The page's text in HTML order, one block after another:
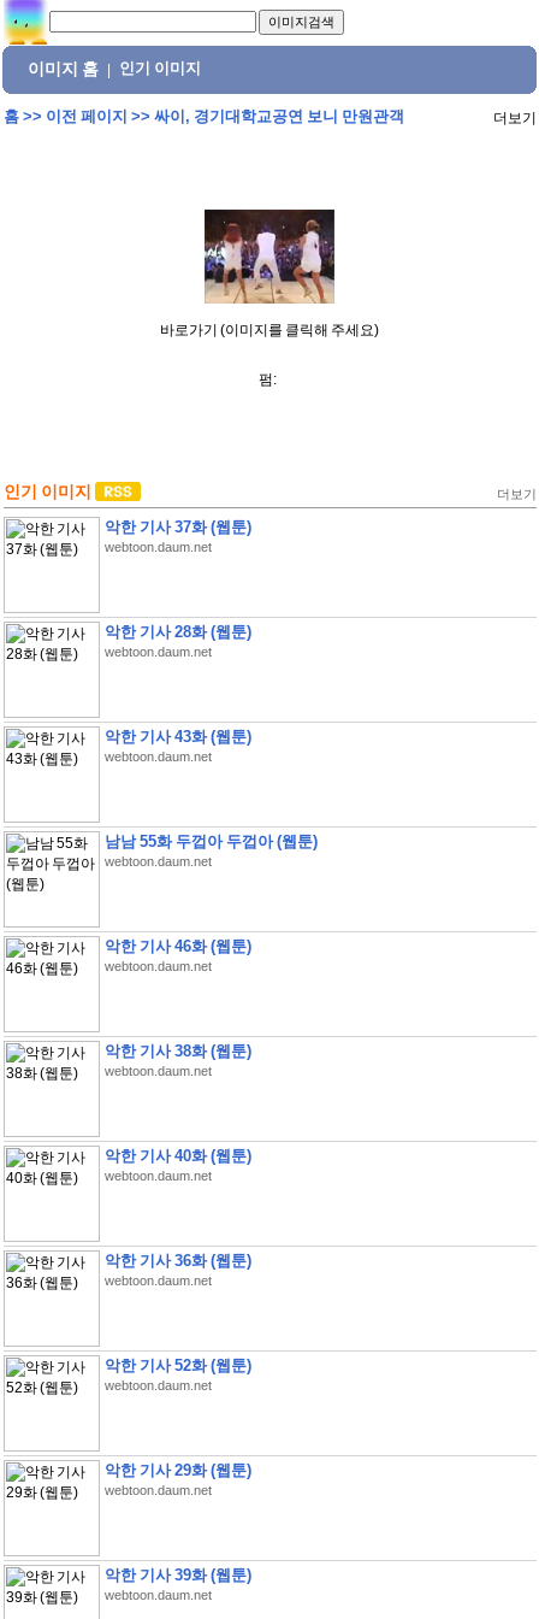
이미지 홈 인기 이미지
홈>> 이전 페이지 >> 싸이, 경기대학교공연 보니 만원관객 더보기
바로가기 (이미지를 클릭해 주세요)
펌:
인기 이미지 더보기
악한 기사 37화 (웹툰)
webtoon.daum.net
악한 기사 28화 (웹툰)
webtoon.daum.net
악한 기사 43화 (웹툰)
webtoon.daum.net
남남 55화 두껍아 두껍아 (웹툰)
webtoon.daum.net
악한 기사 46화 (웹툰)
webtoon.daum.net
악한 기사 38화 (웹툰)
webtoon.daum.net
악한 기사 40화 (웹툰)
webtoon.daum.net
악한 기사 36화 (웹툰)
webtoon.daum.net
악한 기사 52화 (웹툰)
webtoon.daum.net
악한 기사 29화 (웹툰)
webtoon.daum.net
악한 기사 39화 (웹툰)
webtoon.daum.net